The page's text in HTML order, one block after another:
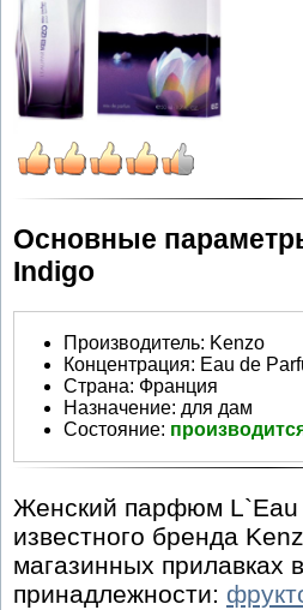
Основные
Indigo
Производитель: Kenzo
Концентрация: Eau de
Страна: Франция
Назначение: для дам
Состояние:
Женский парфюм L`Eau
известного бренда
магазинных прилавках
принадлежности: